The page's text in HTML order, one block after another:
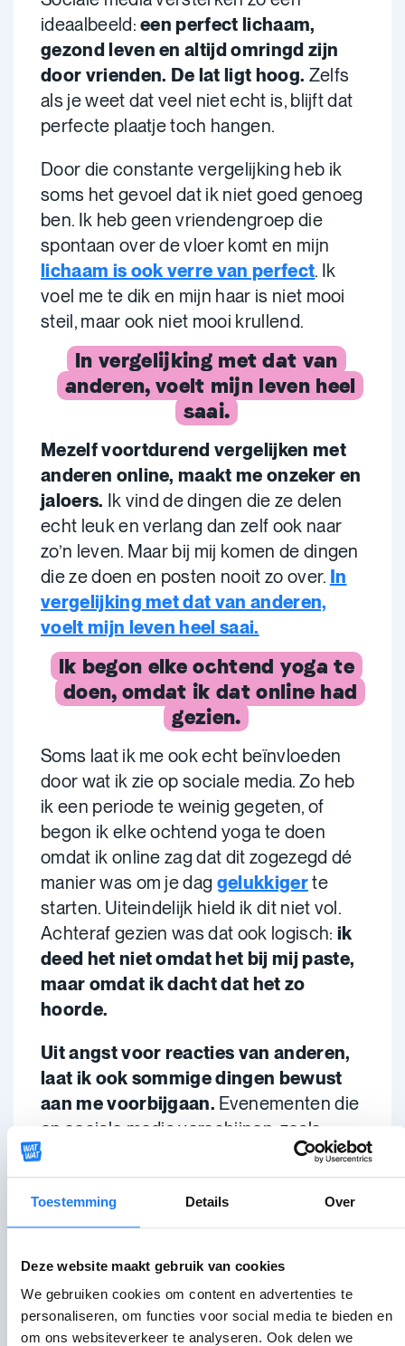
Toestemming Details Over
Deze website maakt gebruik van cookies
We gebruiken cookies om content en advertenties te
personaliseren, om functies voor social media te bieden en
om ons websiteverkeer te analyseren. Ook delen we
ideaalbeeld:een perfect lichaam,
gezond leven en altijd omringd zijn
door vrienden. De lat ligt hoog. Zelfs
als je weet dat veel niet echt is, blijft dat
perfecte plaatje toch hangen.
Door die constante vergelijking heb ik
soms het gevoel dat ik niet goed genoeg
ben. Ik heb geen vriendengroep die
spontaan over de vloer komt en mijn
lichaam is ook verre van perfect. Ik
voel me te dik en mijn haar is niet mooi
steil, maar ook niet mooi krullend.
In vergelijking met dat van
anderen, voelt mijn leven heel
saai.
Mezelf voortdurend vergelijken met
anderen online, maakt me onzeker en
jaloers. Ik vind de dingen die ze delen
echt leuk en verlang dan zelf ook naar
zo’n leven. Maar bij mij komen de dingen
die ze doen en posten nooit zo over. In
vergelijking met dat van anderen,
voelt mijn leven heel saai.
Ik begon elke ochtend yoga te
doen, omdat ik dat online had
gezien.
Soms laat ik me ook echt beïnvloeden
door wat ik zie op sociale media. Zo heb
ik een periode te weinig gegeten, of
begon ik elke ochtend yoga te doen
omdat ik online zag dat dit zogezegd dé
manier was om je dag gelukkigerte
starten. Uiteindelijk hield ik dit niet vol.
Achteraf gezien was dat ook logisch: ik
deed het niet omdat het bij mij paste,
maar omdat ik dacht dat het zo
hoorde.
Uit angst voor reacties van anderen,
laat ik ook sommige dingen bewust
aan me voorbijgaan. Evenementen die
op sociale media verschijnen, zoals
radioprogramma’s of quizzen, vermijd ik
liever. Zo mis ik leuke uitstappen.
Ontmoetingen met mensen zoals
Camille of Niels Destandbader hou ik
voor mezelf, uit schrik voor de reacties
online. Soms deel ik foto’s ook niet,
omdat ik vind dat ik er niet goed op sta.